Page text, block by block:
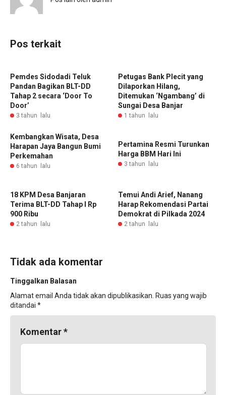
Pos terkait
Pemdes Sidodadi Teluk
Pandan Bagikan BLT-DD
Tahap 2 secara ‘Door To
Door’
3 tahun lalu
Petugas Bank Plecit yang
Dilaporkan Hilang,
Ditemukan ‘Ngambang’ di
Sungai Desa Banjar
1 tahun lalu
Kembangkan Wisata, Desa
Harapan Jaya Bangun Bumi
Perkemahan
6 tahun lalu
Pertamina Resmi Turunkan
Harga BBM Hari Ini
3 tahun lalu
18 KPM Desa Banjaran
Terima BLT-DD Tahap I Rp
900 Ribu
2 tahun lalu
Temui Andi Arief, Nanang
Harap Rekomendasi Partai
Demokrat di Pilkada 2024
2 tahun lalu
Tidak ada komentar
Tinggalkan Balasan
Alamat email Anda tidak akan dipublikasikan. Ruas yang wajib
ditandai *
Komentar*